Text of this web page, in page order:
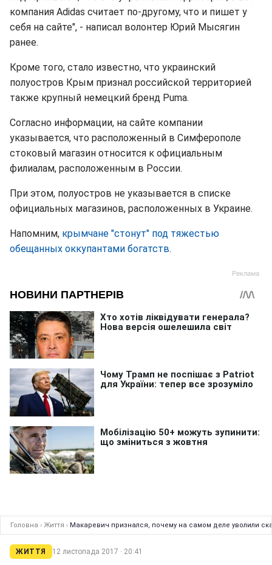
компания Adidas считает по-другому, что и пишет у
себя на сайте", - написал волонтер Юрий Мысягин
ранее.
Кроме того, стало известно, что украинский
полуостров Крым признал российской территорией
также крупный немецкий бренд Puma.
Согласно информации, на сайте компании
указывается, что расположенный в Симферополе
стоковый магазин относится к официальным
филиалам, расположенным в России.
При этом, полуостров не указывается в списке
официальных магазинов, расположенных в Украине.
Напомним, крымчане "стонут" под тяжестью
обещанных оккупантами богатств.
Головна › Життя › Макаревич признался, почему на самом деле уволили
ЖИТТЯ 12 листопада 2017 · 20:41